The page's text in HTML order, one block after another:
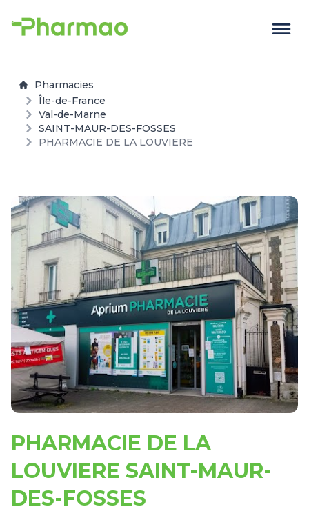
Pharmacies
Île-de-France
Val-de-Marne
SAINT-MAUR-DES-FOSSES
PHARMACIE DE LA LOUVIERE
PHARMACIE DE LA
LOUVIERE SAINT-MAUR-
DES-FOSSES